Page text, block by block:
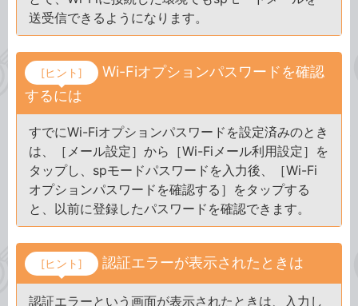
送受信できるようになります。
[ヒント]
Wi-Fiオプションパスワードを確認
するには
すでにWi-Fiオプションパスワードを設定済みのとき
は、［メール設定］から［Wi-Fiメール利用設定］を
タップし、spモードパスワードを入力後、［Wi-Fi
オプションパスワードを確認する］をタップする
と、以前に登録したパスワードを確認できます。
[ヒント] 認証エラーが表示されたときは
認証エラーという画面が表示されたときは、入力し